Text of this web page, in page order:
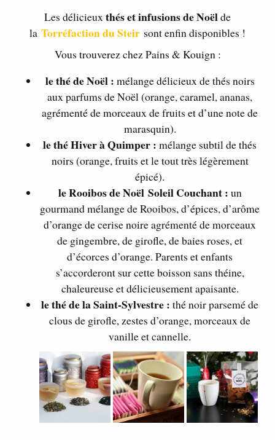
Les délicieux thés et infusions de Noëlde
la Torréfaction du Steir sont enfin disponibles !
Vous trouverez chez Pains & Kouign :
le thé de Noël : mélange délicieux de thés noirs
aux parfums de Noël (orange, caramel, ananas,
agrémenté de morceaux de fruits et d’une note de
marasquin).
le thé Hiver à Quimper : mélange subtil de thés
noirs (orange, fruits et le tout très légèrement
épicé).
le Rooibos de Noël Soleil Couchant : un
gourmand mélange de Rooibos, d’épices, d’arôme
d’orange de cerise noire agrémenté de morceaux
de gingembre, de girofle, de baies roses, et
d’écorces d’orange. Parents et enfants
s’accorderont sur cette boisson sans théine,
chaleureuse et délicieusement apaisante.
le thé de la Saint-Sylvestre : thé noir parsemé de
clous de girofle, zestes d’orange, morceaux de
vanille et cannelle.